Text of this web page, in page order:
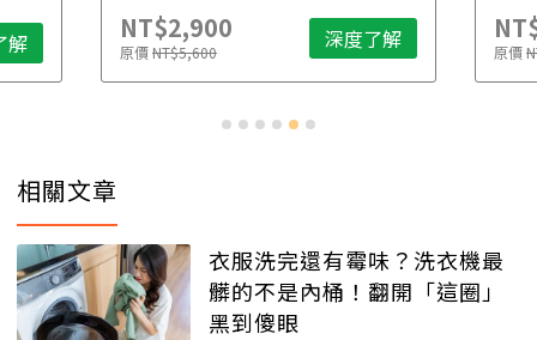
解 NT$2,900
原價NT$5,600 深度了解 原價
相關文章
衣服洗完還有霉味？洗衣機最
髒的不是內桶！翻開「這圈」
黑到傻眼